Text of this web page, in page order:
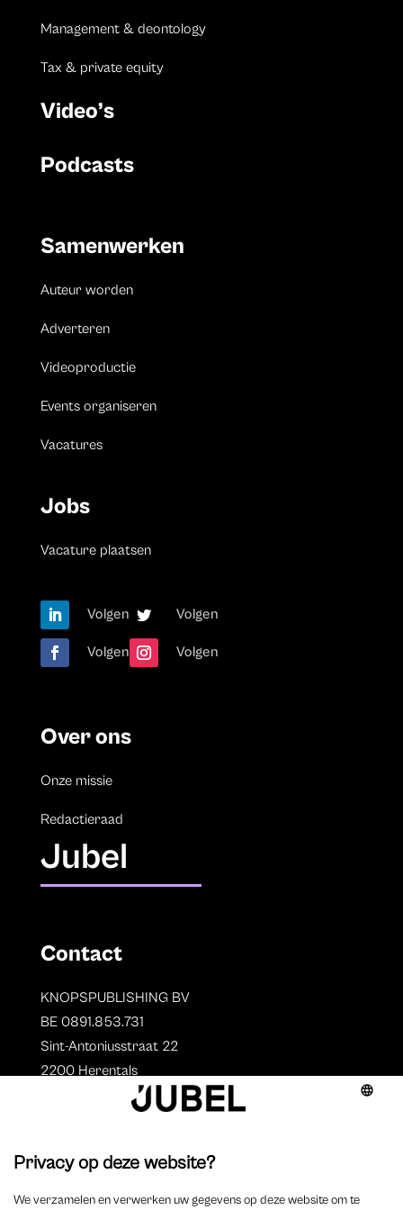
Management & deontology
Tax & private equity
Video’s
Podcasts
Samenwerken
Auteur worden
Adverteren
Videoproductie
Events organiseren
Vacatures
Jobs
Vacature plaatsen
Volgen Volgen
Volgen Volgen
Over ons
Onze missie
Redactieraad
Jubel
Contact
KNOPSPUBLISHING BV
BE 0891.853.731
Sint-Antoniusstraat 22
2200 Herentals
Auteurs
Overzicht auteurs